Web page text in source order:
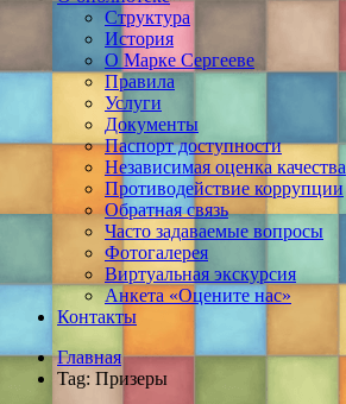
Структура
История
О Марке Сергееве
Правила
Услуги
Документы
Паспорт доступности
Независимая оценка качества
Противодействие коррупции
Обратная связь
Часто задаваемые вопросы
Фотогалерея
Виртуальная экскурсия
Анкета «Оцените нас»
Контакты
Главная
Tag: Призеры